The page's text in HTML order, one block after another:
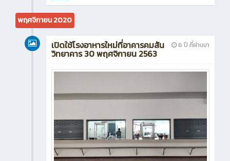
พฤศจิกายน 2020
6 ปี ที่ผ่านมา
เปิดใช้โรงอาหารใหม่ที่อาคารคมสัน
วิทยาคาร 30 พฤศจิกายน 2563